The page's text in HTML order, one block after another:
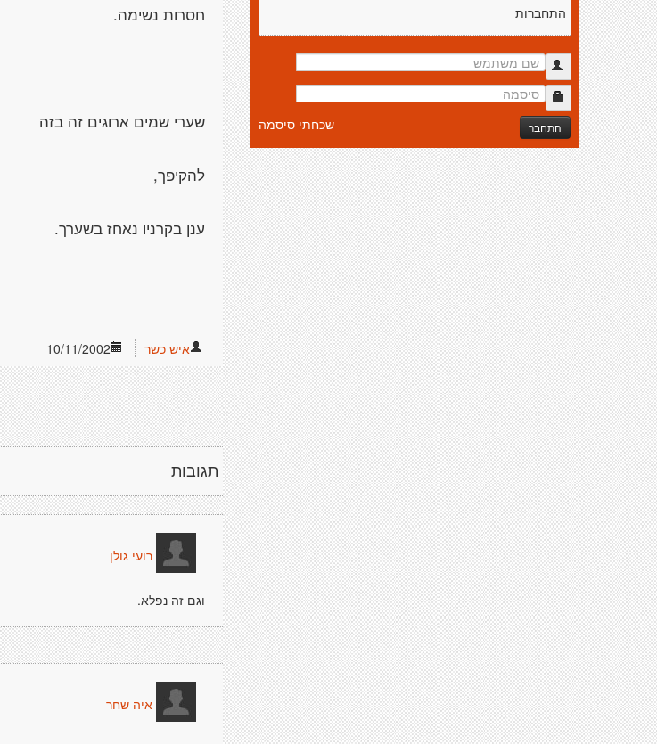
10/11/2002 איש כשר
תגובות
רועי גולן
וגם זה נפלא.
איה שחר
התחברות
התחבר שכחתי סיסמה